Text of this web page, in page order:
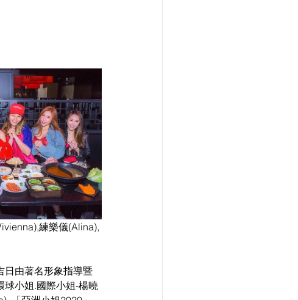
練樂儀(Alina),
日由著名形象指導暨
球小姐.國際小姐-楊曉